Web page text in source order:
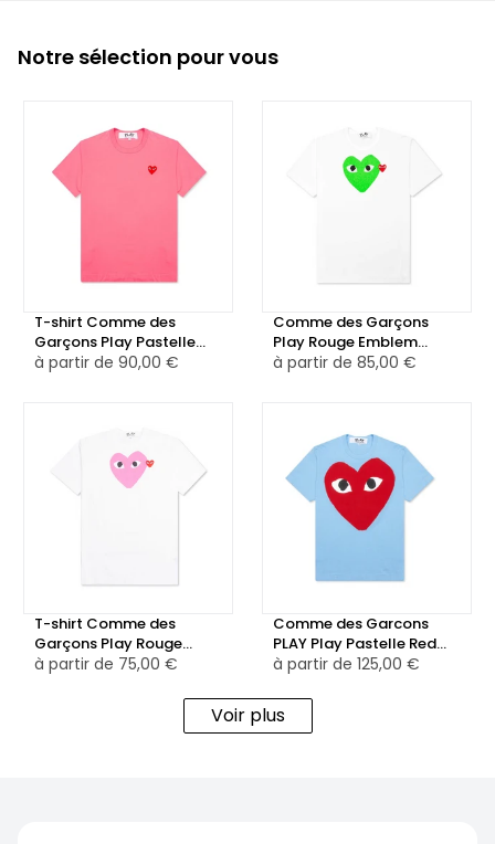
Notre sélection pour vous
T-shirt Comme des
Garçons Play Pastelle
Rouge Emblem Rose
à partir de 90,00 €
Comme des Garçons
Play Rouge Emblem
Heart T-shirt Blanc/Vert
à partir de 85,00 €
T-shirt Comme des
Garçons Play Rouge
Emblem Heart
à partir de 75,00 €
Comme des Garcons
PLAY Play Pastelle Red
Heart T-shirt Blue
à partir de 125,00 €
Voir plus